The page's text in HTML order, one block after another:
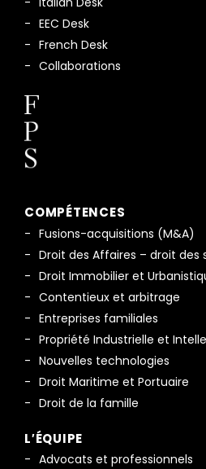
EEC Desk
French Desk
Collaborations
COMPÉTENCES
Fusions-acquisitions (M&A)
Droit des Affaires – droit des
Droit Immobilier et
Contentieux et arbitrage
Entreprises familiales
Propriété Industrielle et
Nouvelles technologies
Droit Maritime et Portuaire
Droit de la famille
L′ÉQUIPE
Advocats et professionnels